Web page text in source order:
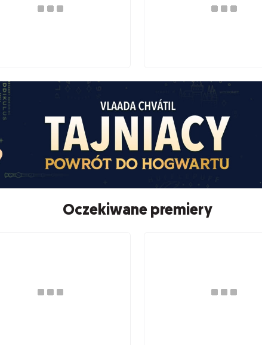
Oczekiwane premiery